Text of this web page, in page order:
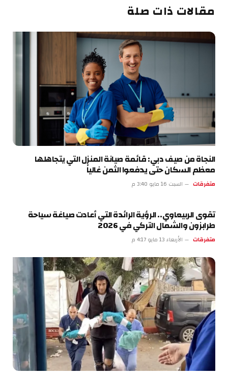
مقالات ذات صلة
النجاة من صيف دبي: قائمة صيانة المنزل التي يتجاهلها
معظم السكان حتى يدفعوا الثمن غالياً
متفرقات السبت 16 مايو 3:40 م
تقوى الربيعاوي.. الرؤية الرائدة التي أعادت صياغة سياحة
طرابزون والشمال التركي في 2026
متفرقات الأربعاء 13 مايو 4:17 م